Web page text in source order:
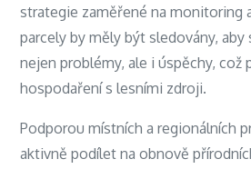
strategie zaměřené na monitoring
parcely by měly být sledovány,
nejen problémy, ale i úspěchy, což
hospodaření s lesními zdroji.
Podporou místních a regionálních
aktivně podílet na obnově